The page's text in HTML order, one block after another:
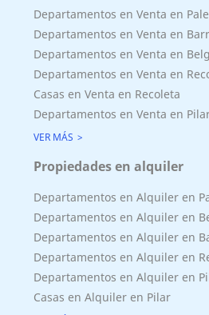
Departamentos en Venta en
Departamentos en Venta en
Departamentos en Venta en
Departamentos en Venta en
Casas en Venta en Recoleta
Departamentos en Venta en
VER MÁS
Propiedades en alquiler
Departamentos en Alquiler en
Departamentos en Alquiler en
Departamentos en Alquiler en
Departamentos en Alquiler en
Departamentos en Alquiler en
Casas en Alquiler en Pilar